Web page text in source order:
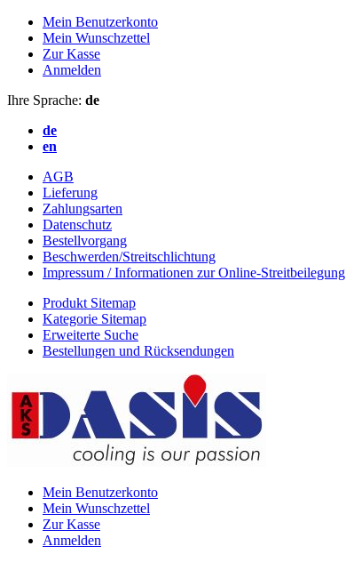
Mein Benutzerkonto
Mein Wunschzettel
Zur Kasse
Anmelden
Ihre Sprache: de
de
en
AGB
Lieferung
Zahlungsarten
Datenschutz
Bestellvorgang
Beschwerden/Streitschlichtung
Impressum / Informationen zur Online-Streitbeilegung
Produkt Sitemap
Kategorie Sitemap
Erweiterte Suche
Bestellungen und Rücksendungen
Mein Benutzerkonto
Mein Wunschzettel
Zur Kasse
Anmelden